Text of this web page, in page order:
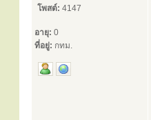
โพสต์: 4147
อายุ: 0
ที่อยู่: กทม.